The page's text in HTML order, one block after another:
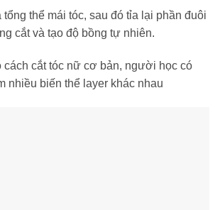
tổng thể mái tóc, sau đó tỉa lại phần đuôi
cắt và tạo độ bồng tự nhiên.
cách cắt tóc nữ cơ bản, người học có
nhiều biến thể layer khác nhau